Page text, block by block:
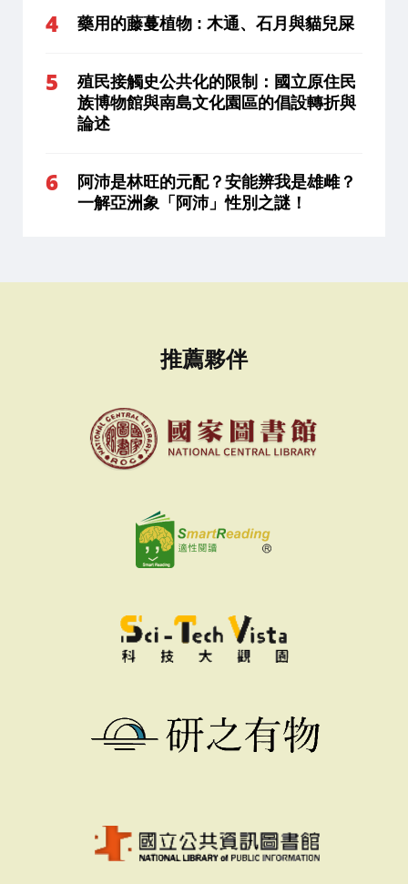
藥用的藤蔓植物 : 木通、石月與貓兒屎
殖民接觸史公共化的限制：國立原住民
族博物館與南島文化園區的倡設轉折與
論述
阿沛是林旺的元配？安能辨我是雄雌？
一解亞洲象「阿沛」性別之謎！
推薦夥伴